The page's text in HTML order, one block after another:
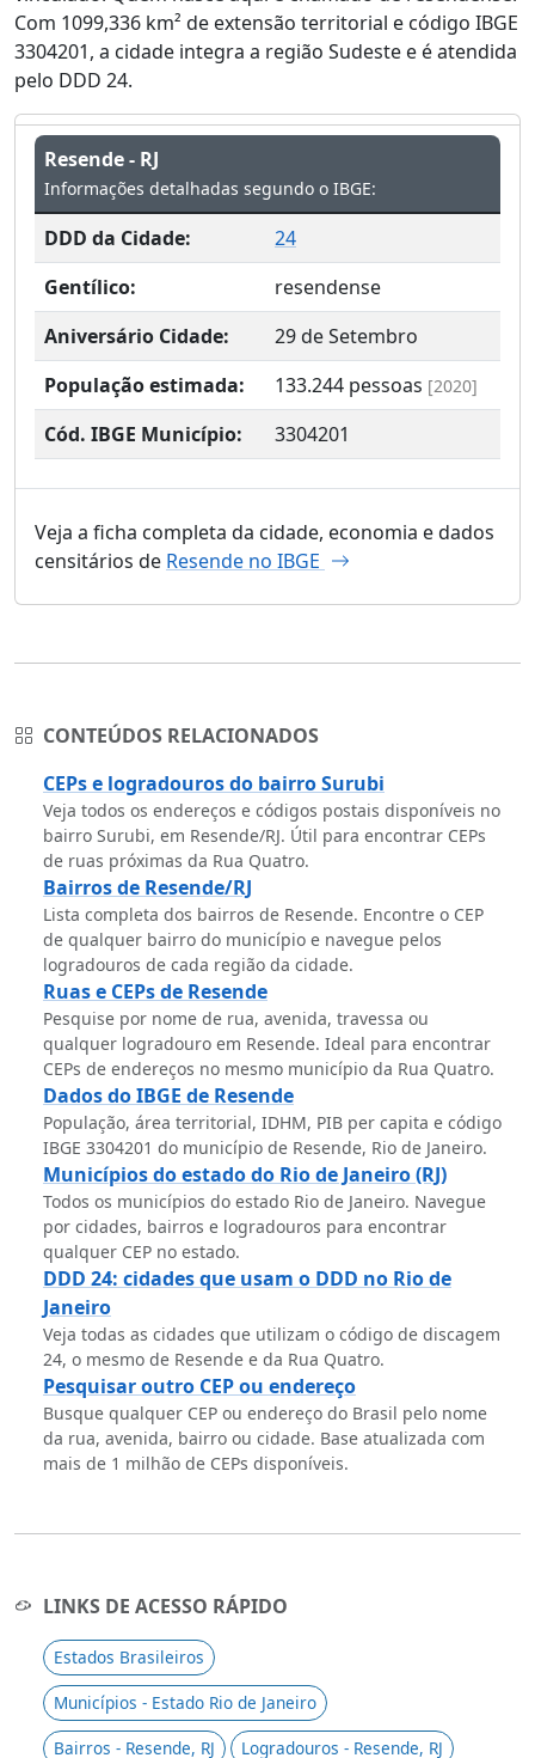
Com 1099,336 km² de extensão territorial e código IBGE
3304201, a cidade integra a região Sudeste e é atendida
pelo DDD 24.
Resende - RJ
Informações detalhadas segundo o IBGE:
DDD da Cidade:
24
Gentílico:
resendense
Aniversário Cidade:
29 de Setembro
População estimada:
133.244 pessoas [2020]
Cód. IBGE Município: 3304201
Veja a ficha completa da cidade, economia e dados
censitários de Resende no IBGE
CONTEÚDOS RELACIONADOS
CEPs e logradouros do bairro Surubi
Veja todos os endereços e códigos postais disponíveis no
bairro Surubi, em Resende/RJ. Útil para encontrar CEPs
de ruas próximas da Rua Quatro.
Bairros de Resende/RJ
Lista completa dos bairros de Resende. Encontre o CEP
de qualquer bairro do município e navegue pelos
logradouros de cada região da cidade.
Ruas e CEPs de Resende
Pesquise por nome de rua, avenida, travessa ou
qualquer logradouro em Resende. Ideal para encontrar
CEPs de endereços no mesmo município da Rua Quatro.
Dados do IBGE de Resende
População, área territorial, IDHM, PIB per capita e código
IBGE 3304201 do município de Resende, Rio de Janeiro.
Municípios do estado do Rio de Janeiro (RJ)
Todos os municípios do estado Rio de Janeiro. Navegue
por cidades, bairros e logradouros para encontrar
qualquer CEP no estado.
DDD 24: cidades que usam o DDD no Rio de
Janeiro
Veja todas as cidades que utilizam o código de discagem
24, o mesmo de Resende e da Rua Quatro.
Pesquisar outro CEP ou endereço
Busque qualquer CEP ou endereço do Brasil pelo nome
da rua, avenida, bairro ou cidade. Base atualizada com
mais de 1 milhão de CEPs disponíveis.
LINKS DE ACESSO RÁPIDO
Estados Brasileiros
Municípios - Estado Rio de Janeiro
Bairros - Resende, RJ
Logradouros - Resende, RJ